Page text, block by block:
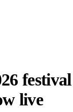
live